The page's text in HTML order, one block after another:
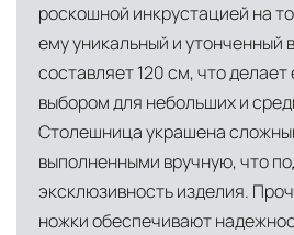
роскошной инкрустацией на
ему уникальный и утонченный
составляет 120 см, что
выбором для небольших и
Столешница украшена
выполненными вручную, что
эксклюзивность изделия.
ножки обеспечивают